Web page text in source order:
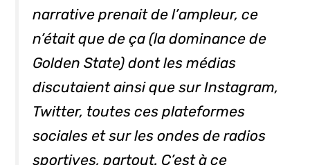
narrative prenait de l’ampleur, ce
n’était que de ça (la dominance de
Golden State) dont les médias
discutaient ainsi que sur Instagram,
Twitter, toutes ces plateformes
sociales et sur les ondes de radios
sportives, partout. C’est à ce